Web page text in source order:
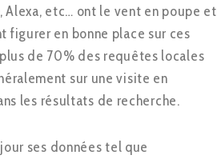
Alexa, etc… ont le vent en poupe et
figurer en bonne place sur ces
de 70% des requêtes locales
sur une visite en
les résultats de recherche.
ses données tel que